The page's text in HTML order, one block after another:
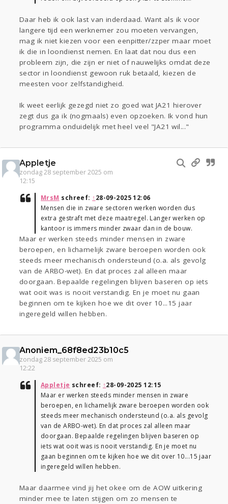
Daar heb ik ook last van inderdaad. Want als ik voor
langere tijd een werknemer zou moeten vervangen,
mag ik niet kiezen voor een eenpitter/zzper maar moet
ik die in loondienst nemen. En laat dat nou dus een
probleem zijn, die zijn er niet of nauwelijks omdat deze
sector in loondienst gewoon ruk betaald, kiezen de
meesten voor zelfstandigheid.
Ik weet eerlijk gezegd niet zo goed wat JA21 hierover
zegt dus ga ik (nogmaals) even opzoeken. Ik vond hun
programma onduidelijk met heel veel "JA21 wil..."
Appletje
zondag 28 september 2025 om
12:15
MrsM schreef: ↑28-09-2025 12:06
Mensen die in zware sectoren werken worden dus
extra gestraft met deze maatregel. Langer werken op
kantoor is immers minder zwaar dan in de bouw.
Maar er werken steeds minder mensen in zware
beroepen, en lichamelijk zware beroepen worden ook
steeds meer mechanisch ondersteund (o.a. als gevolg
van de ARBO-wet). En dat proces zal alleen maar
doorgaan. Bepaalde regelingen blijven baseren op iets
wat ooit was is nooit verstandig. En je moet nu gaan
beginnen om te kijken hoe we dit over 10...15 jaar
ingeregeld willen hebben.
Anoniem_68f8ed23b10c5
zondag 28 september 2025 om
12:22
Appletje schreef: ↑28-09-2025 12:15
Maar er werken steeds minder mensen in zware
beroepen, en lichamelijk zware beroepen worden ook
steeds meer mechanisch ondersteund (o.a. als gevolg
van de ARBO-wet). En dat proces zal alleen maar
doorgaan. Bepaalde regelingen blijven baseren op
iets wat ooit was is nooit verstandig. En je moet nu
gaan beginnen om te kijken hoe we dit over 10...15 jaar
ingeregeld willen hebben.
Maar daarmee vind jij het okee om de AOW uitkering
minder mee te laten stijgen om zo mensen te